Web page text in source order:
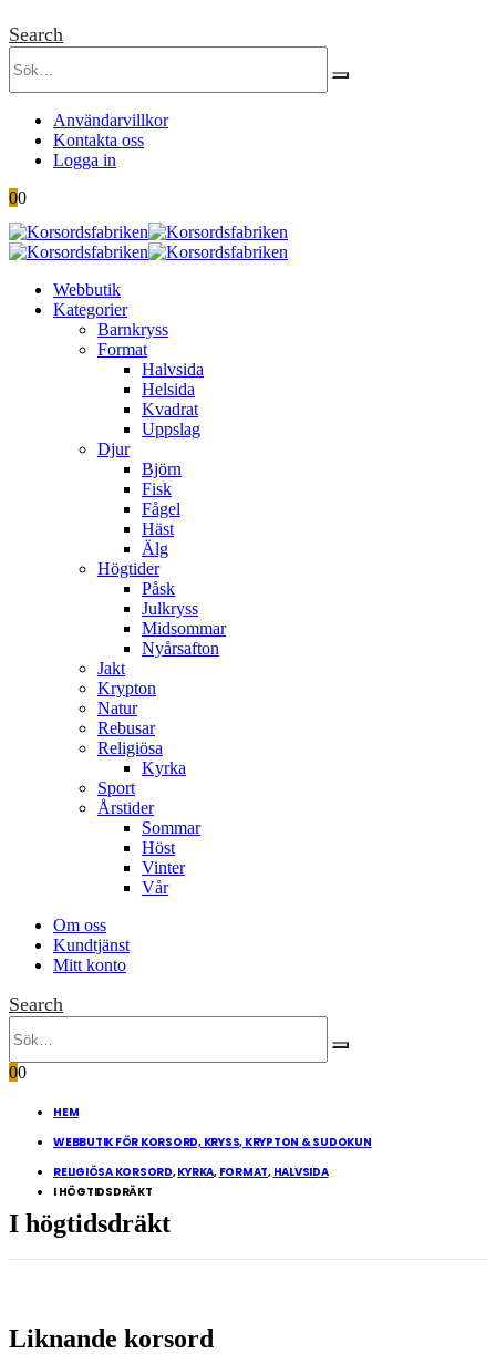
Search
Användarvillkor
Kontakta oss
Logga in
00
Webbutik
Kategorier
Barnkryss
Format
Halvsida
Helsida
Kvadrat
Uppslag
Djur
Björn
Fisk
Fågel
Häst
Älg
Högtider
Påsk
Julkryss
Midsommar
Nyårsafton
Jakt
Krypton
Natur
Rebusar
Religiösa
Kyrka
Sport
Årstider
Sommar
Höst
Vinter
Vår
Om oss
Kundtjänst
Mitt konto
Search
00
HEM
WEBBUTIK FÖR KORSORD, KRYSS, KRYPTON & SUDOKUN
RELIGIÖSA KORSORD,KYRKA, FORMAT, HALVSIDA
I HÖGTIDSDRÄKT
I högtidsdräkt
Liknande korsord